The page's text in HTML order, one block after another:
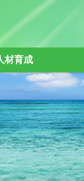
材育成